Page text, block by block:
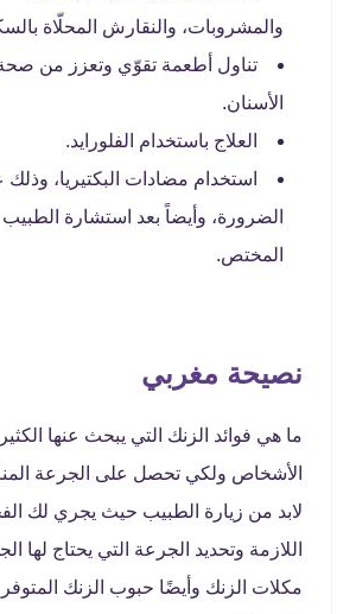
والمشروبات، والنقارش المحلّاة
تناول أطعمة تقوّي وتعزز من
الأسنان.
العلاج باستخدام الفلورايد.
استخدام مضادات البكتيريا، وذلك
الضرورة، وأيضاً بعد استشارة الطبيب
المختص.
نصيحة مغربي
ما هي فوائد الزنك التي يبحث عنها
الأشخاص ولكي تحصل على الجرعة
لابد من زيارة الطبيب حيث يجري لك
اللازمة وتحديد الجرعة التي يحتاج لها
مكلات الزنك وأيضًا حبوب الزنك المتوفر